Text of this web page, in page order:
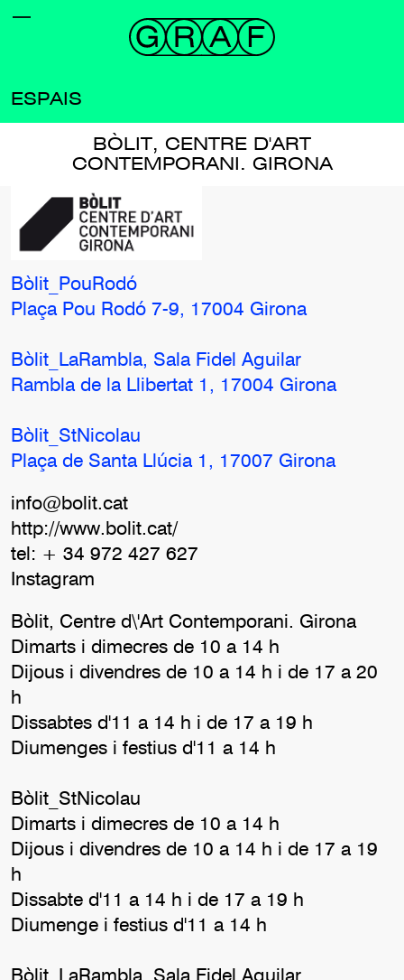
ESPAIS
BÒLIT, CENTRE D'ART
CONTEMPORANI. GIRONA
Bòlit_PouRodó
Plaça Pou Rodó 7-9, 17004 Girona
Bòlit_LaRambla, Sala Fidel Aguilar
Rambla de la Llibertat 1, 17004 Girona
Bòlit_StNicolau
Plaça de Santa Llúcia 1, 17007 Girona
info@bolit.cat
http://www.bolit.cat/
tel: + 34 972 427 627
Instagram
Bòlit, Centre d\'Art Contemporani. Girona
Dimarts i dimecres de 10 a 14 h
Dijous i divendres de 10 a 14 h i de 17 a 20
h
Dissabtes d'11 a 14 h i de 17 a 19 h
Diumenges i festius d'11 a 14 h
Bòlit_StNicolau
Dimarts i dimecres de 10 a 14 h
Dijous i divendres de 10 a 14 h i de 17 a 19
h
Dissabte d'11 a 14 h i de 17 a 19 h
Diumenge i festius d'11 a 14 h